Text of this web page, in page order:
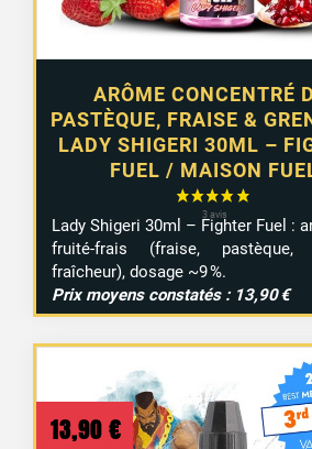
ARÔME CONCENTRÉ
PASTÈQUE, FRAISE &
LADY SHIGERI 30ML –
FUEL / MAISON
Lady Shigeri 30ml – Fighter Fuel :
fruité-frais (fraise, pastèque,
fraîcheur), dosage ~9 %.
Prix moyens constatés : 13,90 €
13,90 €